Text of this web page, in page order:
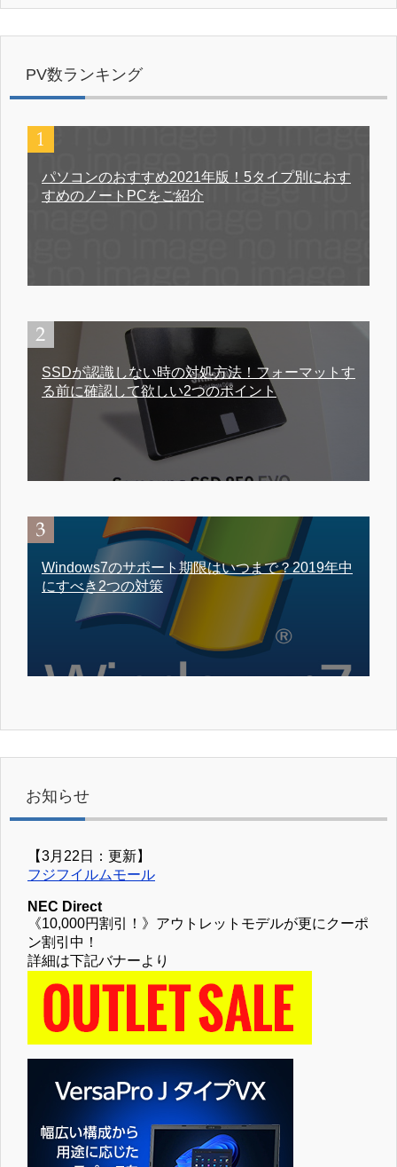
PV数ランキング
パソコンのおすすめ2021年版！5タイプ別におす
すめのノートPCをご紹介
SSDが認識しない時の対処方法！フォーマットす
る前に確認して欲しい2つのポイント
Windows7のサポート期限はいつまで？2019年中
にすべき2つの対策
お知らせ
【3月22日：更新】
フジフイルムモール
NEC Direct
《10,000円割引！》アウトレットモデルが更にクーポ
ン割引中！
詳細は下記バナーより